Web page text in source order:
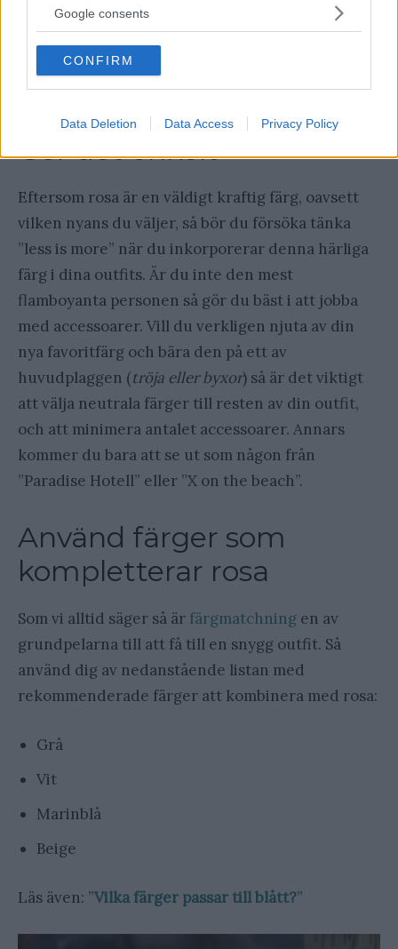
not limited to your visit or usage behaviour. You may click to
use your data for below specified purposes in below Google
consent section.
Google consents
CONFIRM
Data Deletion Data Access Privacy Policy
Gör det enkelt
Eftersom rosa är en väldigt kraftig färg, oavsett
vilken nyans du väljer, så bör du försöka tänka
”less is more” när du inkorporerar denna härliga
färg i dina outfits. Är du inte den mest
flamboyanta personen så gör du bäst i att jobba
med accessoarer. Vill du verkligen njuta av din
nya favoritfärg och bära den på ett av
huvudplaggen (tröja eller byxor) så är det viktigt
att välja neutrala färger till resten av din outfit,
och att minimera antalet accessoarer. Annars
kommer du bara att se ut som någon från
”Paradise Hotell” eller ”X on the beach”.
Använd färger som
kompletterar rosa
Som vi alltid säger så är färgmatchning en av
grundpelarna till att få till en snygg outfit. Så
använd dig av nedanstående listan med
rekommenderade färger att kombinera med rosa:
Grå
Vit
Marinblå
Beige
Läs även: ”Vilka färger passar till blått?”